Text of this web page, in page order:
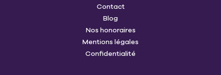
Contact
Blog
Nos honoraires
Mentions légales
Confidentialité